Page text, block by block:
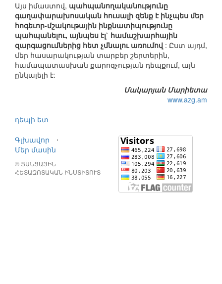
Այս իմաստով, պահպանողականությունը
գաղափարախոսական հուսալի զենք է ինչպես մեր
հոգեւոր-մշակութային ինքնատիպությունը
պահպանելու, այնպես էլ` համաշխարհային
զարգացումներից հետ չմնալու առումով : Ըստ այդմ,
մեր հասարակության տարբեր շերտերին,
համապատասխան քարոզչության դեպքում, այն
ընկալելի է:
Մակարյան Մարիետա
www.azg.am
դեպի ետ
Գլխավոր
⋅
Մեր մասին
© ՑԱՆՑԱՅԻՆ
ՀԵՏԱԶՈՏԱԿԱՆ ԻՆՍՏԻՏՈՒՏ